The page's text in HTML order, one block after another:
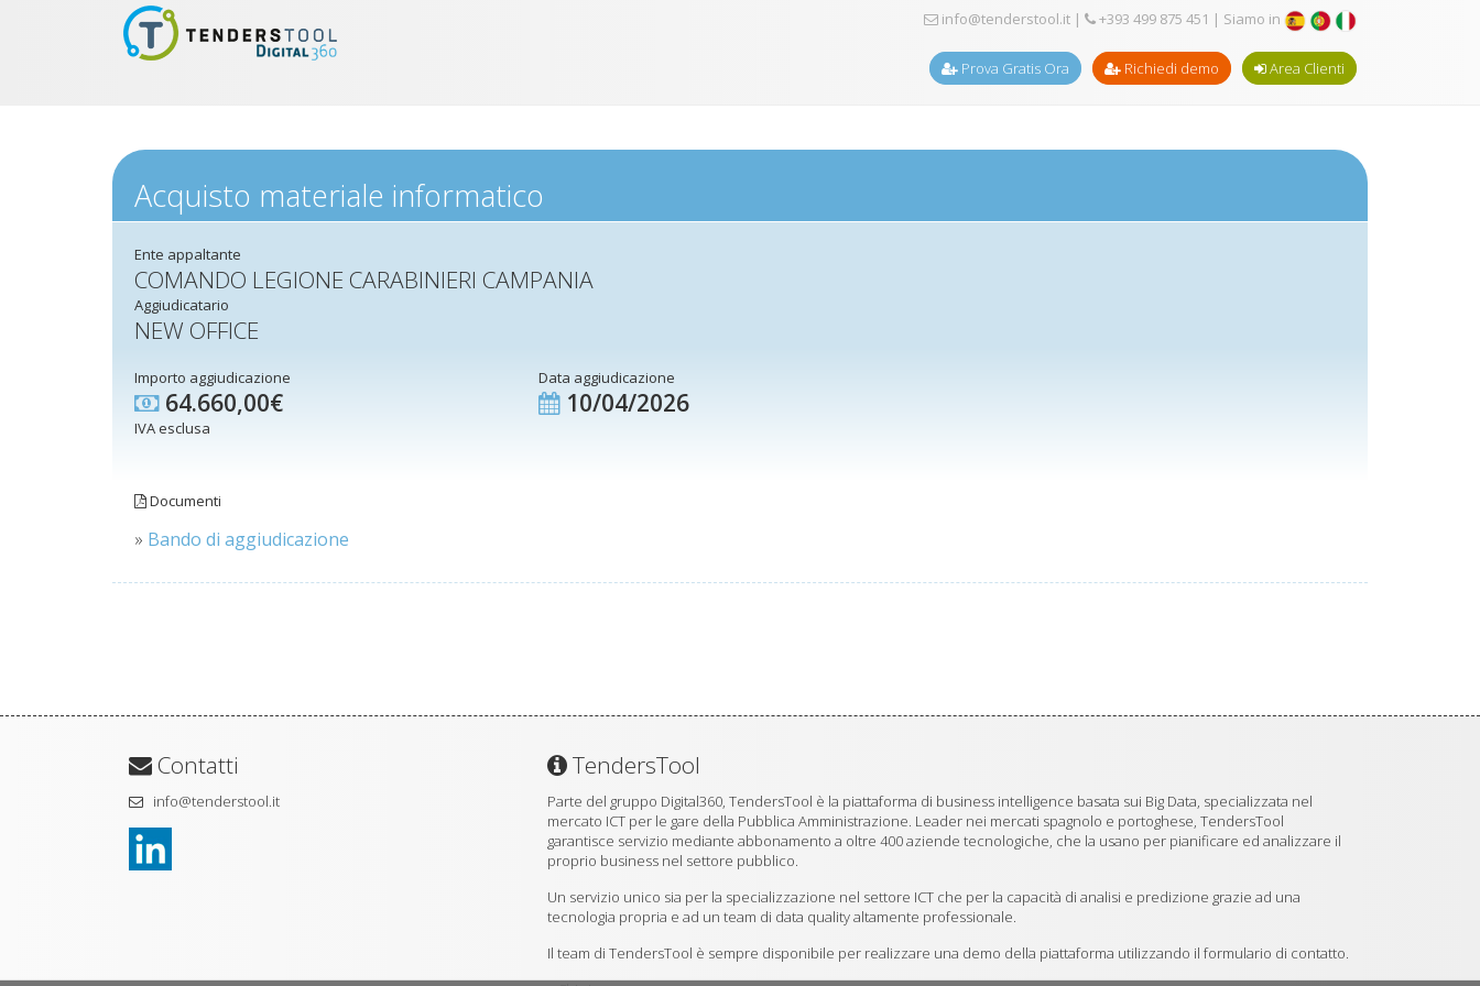
info@tenderstool.it | +393 499 875 451 | Siamo in
Prova Gratis Ora Richiedi demo Area Clienti
Acquisto materiale informatico
Ente appaltante
COMANDO LEGIONE CARABINIERI CAMPANIA
Aggiudicatario
NEW OFFICE
Importo aggiudicazione
64.660,00€
IVA esclusa
Data aggiudicazione
10/04/2026
Documenti
» Bando di aggiudicazione
Contatti
info@tenderstool.it
TendersTool
Parte del gruppo Digital360, TendersTool è la piattaforma di business intelligence basata sui Big Data, specializzata nel
mercato ICT per le gare della Pubblica Amministrazione. Leader nei mercati spagnolo e portoghese, TendersTool
garantisce servizio mediante abbonamento a oltre 400 aziende tecnologiche, che la usano per pianificare ed analizzare il
proprio business nel settore pubblico.
Un servizio unico sia per la specializzazione nel settore ICT che per la capacità di analisi e predizione grazie ad una
tecnologia propria e ad un team di data quality altamente professionale.
Il team di TendersTool è sempre disponibile per realizzare una demo della piattaforma utilizzando il formulario di contatto.